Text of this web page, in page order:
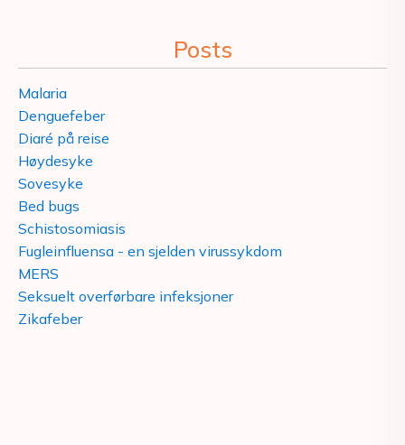
Posts
Malaria
Denguefeber
Diaré på reise
Høydesyke
Sovesyke
Bed bugs
Schistosomiasis
Fugleinfluensa - en sjelden virussykdom
MERS
Seksuelt overførbare infeksjoner
Zikafeber